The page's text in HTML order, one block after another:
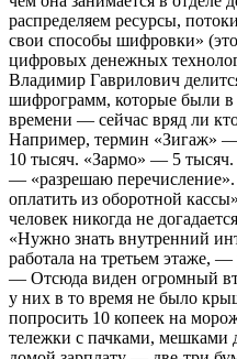
распределяем ресурсы,
свои способы шифровки»
цифровых денежных
Владимир Гаврилович
шифрограмм, которые были в
времени — сейчас вряд ли
Например, термин «Зигаж»
10 тысяч. «Зармо» — 5
— «разрешаю
оплатить из оборотной
человек никогда не
«Нужно знать внутренний
работала на третьем этаже,
— Отсюда виден огромный
у них в то время не было
попросить 10 копеек на
тележки с пачками, мешками